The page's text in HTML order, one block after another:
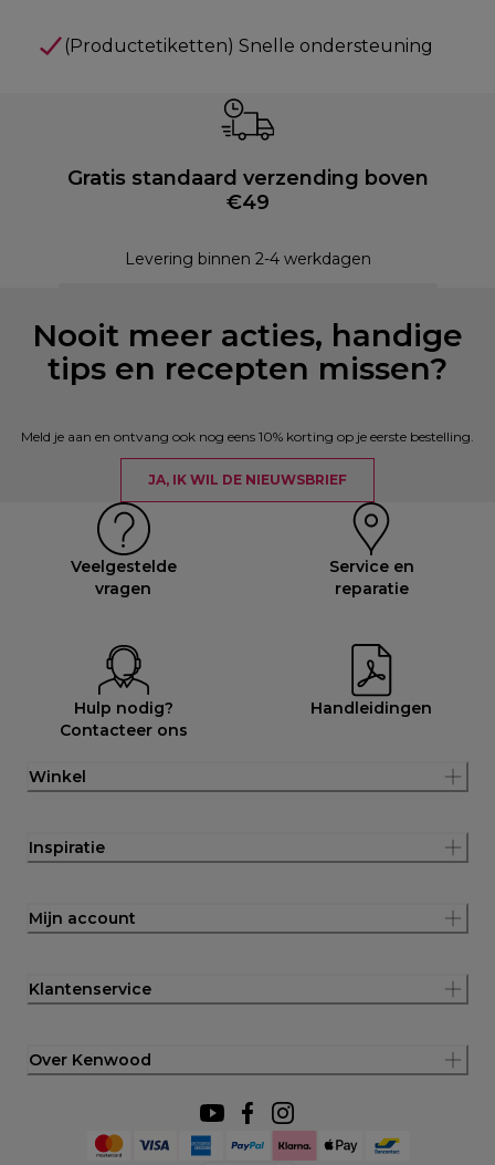
(Productetiketten) Snelle ondersteuning
Gratis standaard verzending boven
€49
Levering binnen 2-4 werkdagen
Nooit meer acties, handige
tips en recepten missen?
Meld je aan en ontvang ook nog eens 10% korting op je eerste bestelling.
JA, IK WIL DE NIEUWSBRIEF
Veelgestelde
vragen
Service en
reparatie
Hulp nodig?
Contacteer ons
Handleidingen
Winkel
Inspiratie
Mijn account
Klantenservice
Over Kenwood